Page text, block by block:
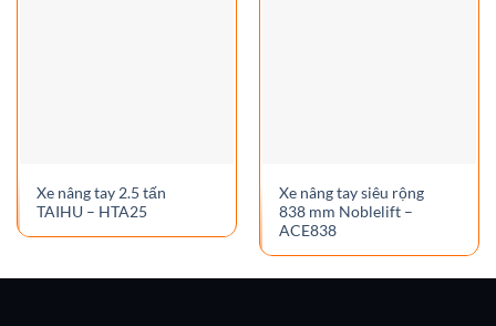
Xe nâng tay 2.5 tấn
TAIHU – HTA25
Xe nâng tay siêu rộng
838 mm Noblelift –
ACE838